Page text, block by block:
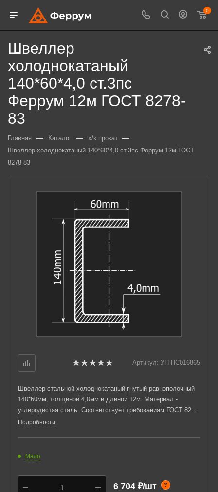
0
Швеллер
холоднокатаный
140*60*4,0 ст.3пс
Феррум 12м ГОСТ 8278-
83
Главная — Каталог — х/к прокат —
Швеллер холоднокатаный 140*60*4,0 ст.3пс Феррум 12м ГОСТ
8278-83
Артикул: УП-НС016865
Швеллер стальной холоднокатаный гнутый равнополочный
140*60мм, толщиной 4,0мм и длиной 12м. Материал -
углеродистая сталь. Соответствует требованиям ГОСТ 8278-
83.
Подробности
Мало
6 704 ₽/шт ?